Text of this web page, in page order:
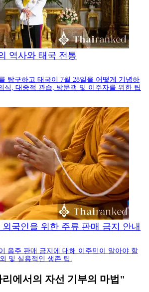
역사와 태국 전통
탐구하고 태국이 7월 28일을 어떻게 기념하
식, 대중적 관습, 방문객 및 이주자를 위한 팁
국인을 위한 주류 판매 금지 안내
음주 판매 금지에 대해 이주민이 알아야 할
및 실용적인 생존 팁.
에서의 자선 기부의 마법"